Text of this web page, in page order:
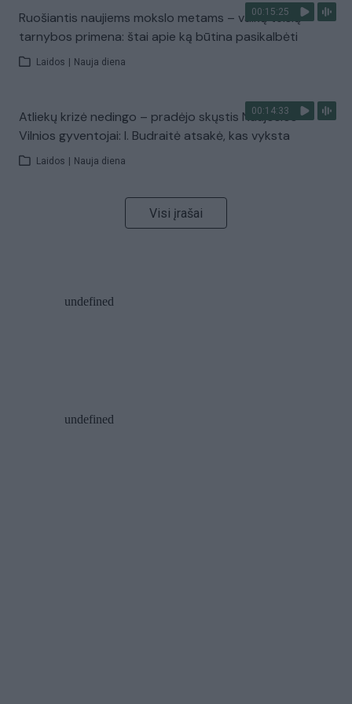
00:15:25
Ruošiantis naujiems mokslo metams – vaikų teisių
tarnybos primena: štai apie ką būtina pasikalbėti
Laidos Nauja diena
00:14:33
Atliekų krizė nedingo – pradėjo skųstis Naujosios
Vilnios gyventojai: I. Budraitė atsakė, kas vyksta
Laidos Nauja diena
Visi įrašai